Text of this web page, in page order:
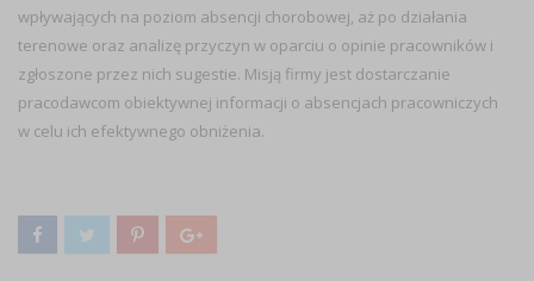
wpływających na poziom absencji chorobowej, aż po działania
terenowe oraz analizę przyczyn w oparciu o opinie pracowników i
zgłoszone przez nich sugestie. Misją firmy jest dostarczanie
pracodawcom obiektywnej informacji o absencjach pracowniczych
w celu ich efektywnego obniżenia.